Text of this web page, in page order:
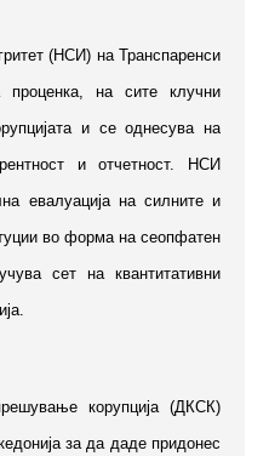
(НСИ) на Транспаренси
проценка, на сите клучни
и се однесува на
и отчетност. НСИ
евалуација на силните и
во форма на сеопфатен
сет на квантитативни
корупција (ДКСК)
за да даде придонес